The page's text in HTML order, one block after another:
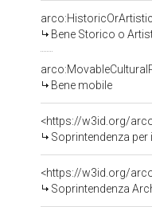
Bene Storico o
Bene mobile
<https://w3id.org/
Soprintendenza
<https://w3id.org/
Soprintendenza